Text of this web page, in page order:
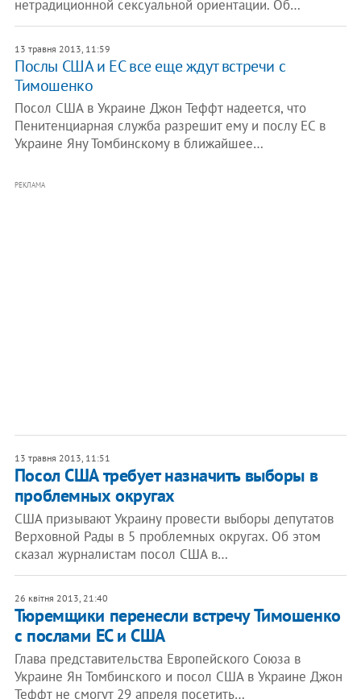
нетрадиционной сексуальной ориентации. Об…
13 травня 2013, 11:59
Послы США и ЕС все еще ждут встречи с
Тимошенко
Посол США в Украине Джон Теффт надеется, что
Пенитенциарная служба разрешит ему и послу ЕС в
Украине Яну Томбинскому в ближайшее…
РЕКЛАМА
13 травня 2013, 11:51
Посол США требует назначить выборы в
проблемных округах
США призывают Украину провести выборы депутатов
Верховной Рады в 5 проблемных округах. Об этом
сказал журналистам посол США в…
26 квітня 2013, 21:40
Тюремщики перенесли встречу Тимошенко
с послами ЕС и США
Глава представительства Европейского Союза в
Украине Ян Томбинского и посол США в Украине Джон
Теффт не смогут 29 апреля посетить…